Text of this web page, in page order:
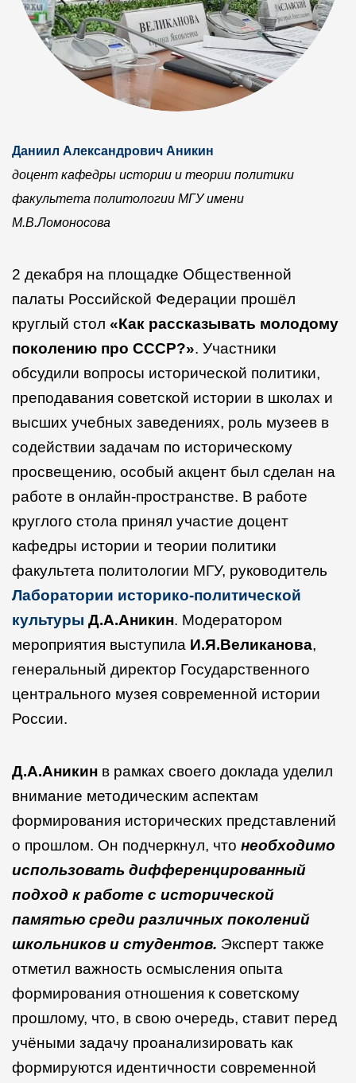
Даниил Александрович Аникин
доцент кафедры истории и теории политики
факультета политологии МГУ имени
М.В.Ломоносова
2 декабря на площадке Общественной
палаты Российской Федерации прошёл
круглый стол «Как рассказывать молодому
поколению про СССР?». Участники
обсудили вопросы исторической политики,
преподавания советской истории в школах и
высших учебных заведениях, роль музеев в
содействии задачам по историческому
просвещению, особый акцент был сделан на
работе в онлайн-пространстве. В работе
круглого стола принял участие доцент
кафедры истории и теории политики
факультета политологии МГУ, руководитель
Лаборатории историко-политической
культуры Д.А.Аникин. Модератором
мероприятия выступила И.Я.Великанова,
генеральный директор Государственного
центрального музея современной истории
России.
Д.А.Аникин в рамках своего доклада уделил
внимание методическим аспектам
формирования исторических представлений
о прошлом. Он подчеркнул, что необходимо
использовать дифференцированный
подход к работе с исторической
памятью среди различных поколений
школьников и студентов. Эксперт также
отметил важность осмысления опыта
формирования отношения к советскому
прошлому, что, в свою очередь, ставит перед
учёными задачу проанализировать как
формируются идентичности современной